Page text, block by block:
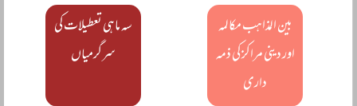
بین المذاہب مکالمہ
اور دینی مراکز کی ذمہ
داری
سہ ماہی تعطیلات کی
سرگرمیاں